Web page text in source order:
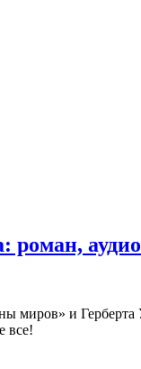
роман,
миров» и Герберта
все!